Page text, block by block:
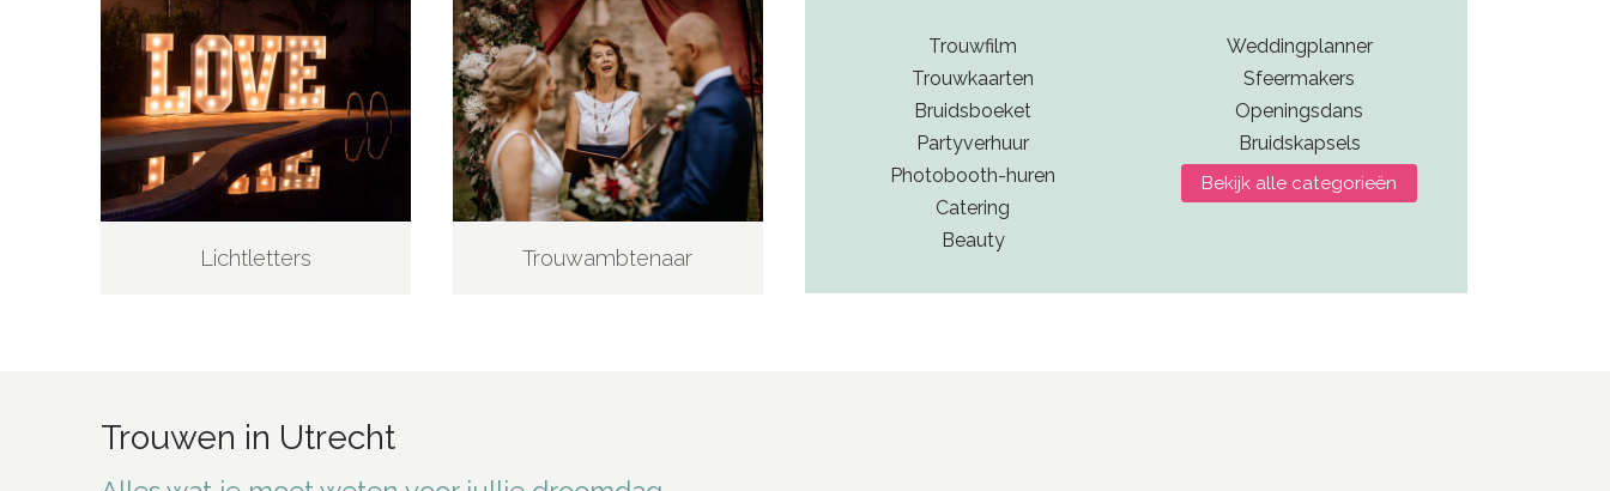
Lichtletters Trouwambtenaar
Trouwfilm
Trouwkaarten
Bruidsboeket
Partyverhuur
Photobooth-huren
Catering
Beauty
Weddingplanner
Sfeermakers
Openingsdans
Bruidskapsels
Bekijk alle categorieën
Trouwen in Utrecht